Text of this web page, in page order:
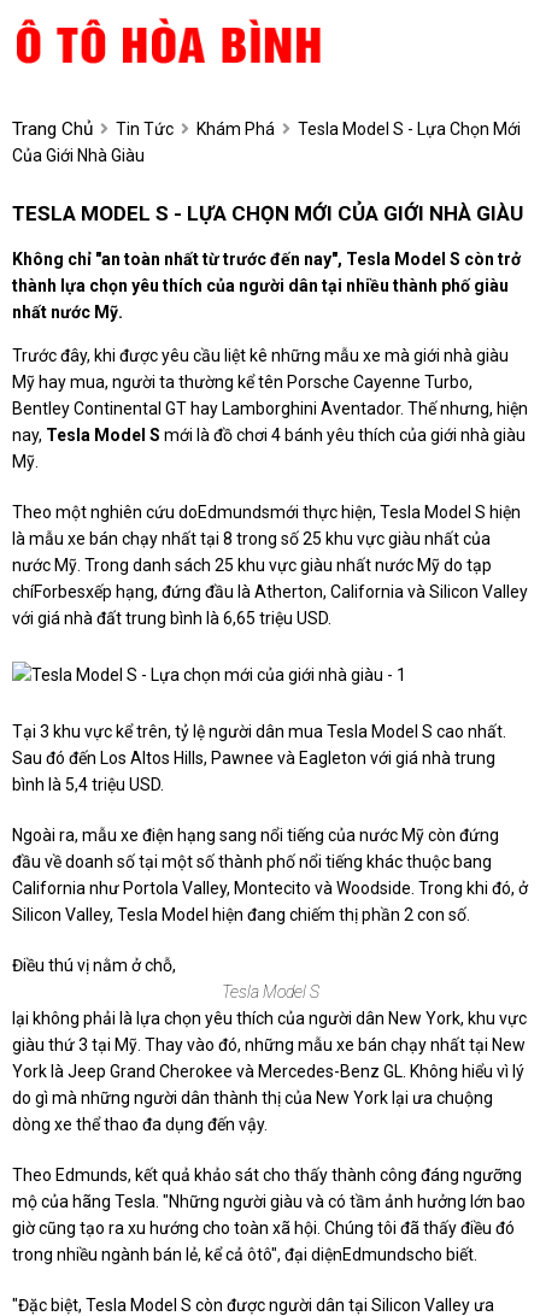
Trang Chủ Tin Tức Khám Phá
Tesla Model S - Lựa Chọn Mới
Của Giới Nhà Giàu
TESLA MODEL S - LỰA CHỌN MỚI CỦA GIỚI NHÀ GIÀU
Không chỉ "an toàn nhất từ trước đến nay", Tesla Model S còn trở
thành lựa chọn yêu thích của người dân tại nhiều thành phố giàu
nhất nước Mỹ.
Trước đây, khi được yêu cầu liệt kê những mẫu xe mà giới nhà giàu
Mỹ hay mua, người ta thường kể tên Porsche Cayenne Turbo,
Bentley Continental GT hay Lamborghini Aventador. Thế nhưng, hiện
nay, Tesla Model S mới là đồ chơi 4 bánh yêu thích của giới nhà giàu
Mỹ.
Theo một nghiên cứu doEdmundsmới thực hiện, Tesla Model S hiện
là mẫu xe bán chạy nhất tại 8 trong số 25 khu vực giàu nhất của
nước Mỹ. Trong danh sách 25 khu vực giàu nhất nước Mỹ do tạp
chíForbesxếp hạng, đứng đầu là Atherton, California và Silicon Valley
với giá nhà đất trung bình là 6,65 triệu USD.
Tại 3 khu vực kể trên, tỷ lệ người dân mua Tesla Model S cao nhất.
Sau đó đến Los Altos Hills, Pawnee và Eagleton với giá nhà trung
bình là 5,4 triệu USD.
Ngoài ra, mẫu xe điện hạng sang nổi tiếng của nước Mỹ còn đứng
đầu về doanh số tại một số thành phố nổi tiếng khác thuộc bang
California như Portola Valley, Montecito và Woodside. Trong khi đó, ở
Silicon Valley, Tesla Model hiện đang chiếm thị phần 2 con số.
Điều thú vị nằm ở chỗ,
Tesla Model S
lại không phải là lựa chọn yêu thích của người dân New York, khu vực
giàu thứ 3 tại Mỹ. Thay vào đó, những mẫu xe bán chạy nhất tại New
York là Jeep Grand Cherokee và Mercedes-Benz GL. Không hiểu vì lý
do gì mà những người dân thành thị của New York lại ưa chuộng
dòng xe thể thao đa dụng đến vậy.
Theo Edmunds, kết quả khảo sát cho thấy thành công đáng ngưỡng
mộ của hãng Tesla. "Những người giàu và có tầm ảnh hưởng lớn bao
giờ cũng tạo ra xu hướng cho toàn xã hội. Chúng tôi đã thấy điều đó
trong nhiều ngành bán lẻ, kể cả ôtô", đại diệnEdmundscho biết.
"Đặc biệt, Tesla Model S còn được người dân tại Silicon Valley ưa